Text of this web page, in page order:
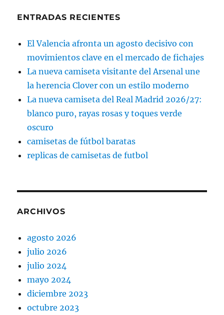
ENTRADAS RECIENTES
El Valencia afronta un agosto decisivo con
movimientos clave en el mercado de fichajes
La nueva camiseta visitante del Arsenal une
la herencia Clover con un estilo moderno
La nueva camiseta del Real Madrid 2026/27:
blanco puro, rayas rosas y toques verde
oscuro
camisetas de fútbol baratas
replicas de camisetas de futbol
ARCHIVOS
agosto 2026
julio 2026
julio 2024
mayo 2024
diciembre 2023
octubre 2023